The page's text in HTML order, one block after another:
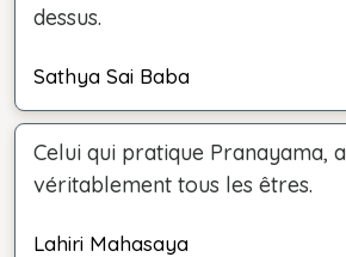
dessus.
Sathya Sai Baba
Celui qui pratique Pranayama,
véritablement tous les êtres.
Lahiri Mahasaya